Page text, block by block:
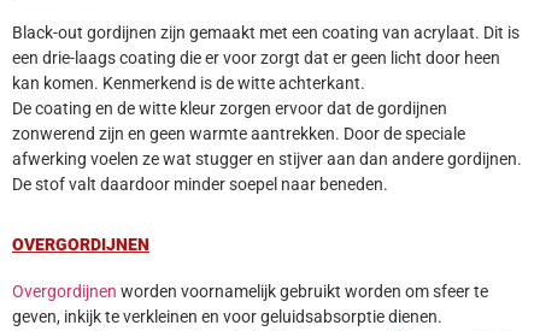
Black-out gordijnen zijn gemaakt met een coating van acrylaat. Dit is
een drie-laags coating die er voor zorgt dat er geen licht door heen
kan komen. Kenmerkend is de witte achterkant.
De coating en de witte kleur zorgen ervoor dat de gordijnen
zonwerend zijn en geen warmte aantrekken. Door de speciale
afwerking voelen ze wat stugger en stijver aan dan andere gordijnen.
De stof valt daardoor minder soepel naar beneden.
OVERGORDIJNEN
Overgordijnen worden voornamelijk gebruikt worden om sfeer te
geven, inkijk te verkleinen en voor geluidsabsorptie dienen.